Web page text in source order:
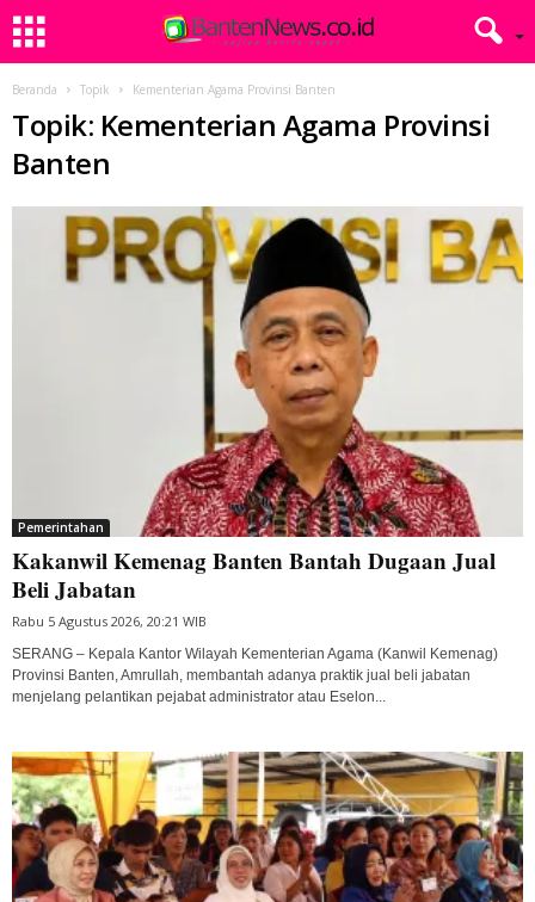
Beranda Topik Kementerian Agama Provinsi Banten
Topik: Kementerian Agama Provinsi
Banten
Pemerintahan
Kakanwil Kemenag Banten Bantah Dugaan Jual
Beli Jabatan
Rabu 5 Agustus 2026, 20:21 WIB
SERANG – Kepala Kantor Wilayah Kementerian Agama (Kanwil Kemenag)
Provinsi Banten, Amrullah, membantah adanya praktik jual beli jabatan
menjelang pelantikan pejabat administrator atau Eselon...